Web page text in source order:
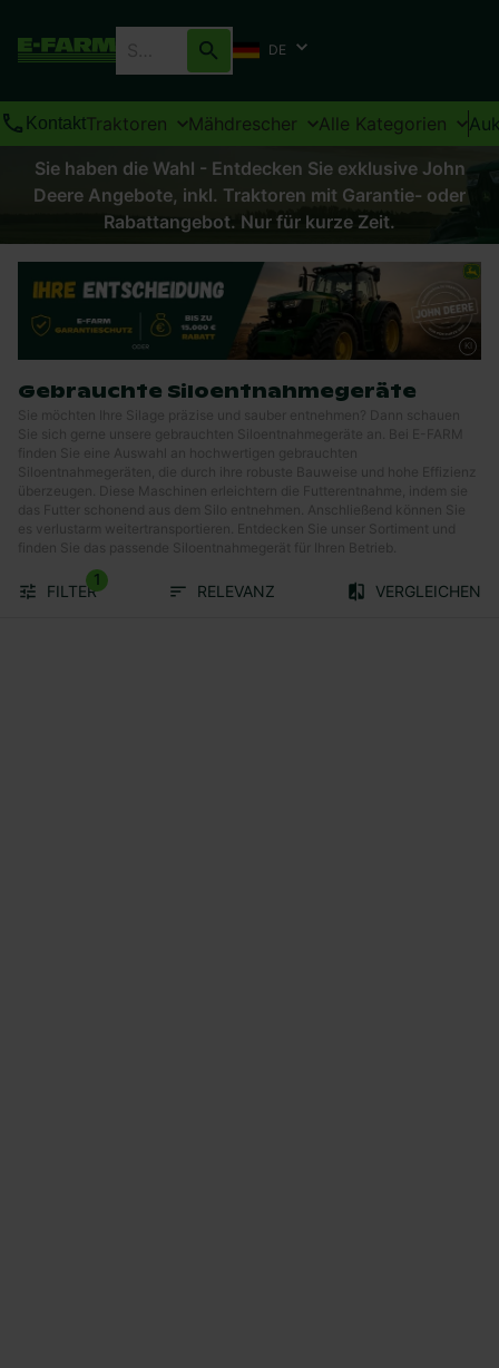
DE
KontaktTraktoren Mähdrescher Alle Kategorien
Sie haben die Wahl - Entdecken Sie exklusive John
Deere Angebote, inkl. Traktoren mit Garantie- oder
Rabattangebot. Nur für kurze Zeit.
KI
Gebrauchte Siloentnahmegeräte
Sie möchten Ihre Silage präzise und sauber entnehmen? Dann schauen
Sie sich gerne unsere gebrauchten Siloentnahmegeräte an. Bei E-FARM
finden Sie eine Auswahl an hochwertigen gebrauchten
Siloentnahmegeräten, die durch ihre robuste Bauweise und hohe Effizienz
überzeugen. Diese Maschinen erleichtern die Futterentnahme, indem sie
das Futter schonend aus dem Silo entnehmen. Anschließend können Sie
es verlustarm weitertransportieren. Entdecken Sie unser Sortiment und
finden Sie das passende Siloentnahmegerät für Ihren Betrieb.
FILTER
1
RELEVANZ VERGLEICHEN